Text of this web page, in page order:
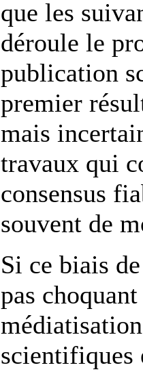
que les
déroule le
publication
premier
mais
travaux qui
consensus
souvent de
Si ce biais
pas
scientifiques